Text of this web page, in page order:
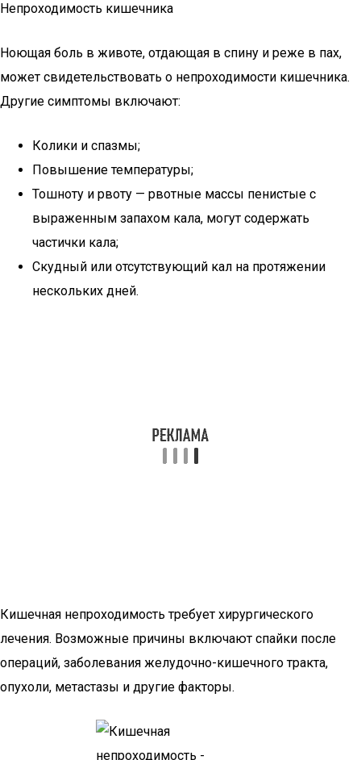
Непроходимость кишечника
Ноющая боль в животе, отдающая в спину и реже в пах,
может свидетельствовать о непроходимости кишечника.
Другие симптомы включают:
Колики и спазмы;
Повышение температуры;
Тошноту и рвоту — рвотные массы пенистые с
выраженным запахом кала, могут содержать
частички кала;
Скудный или отсутствующий кал на протяжении
нескольких дней.
Кишечная непроходимость требует хирургического
лечения. Возможные причины включают спайки после
операций, заболевания желудочно-кишечного тракта,
опухоли, метастазы и другие факторы.